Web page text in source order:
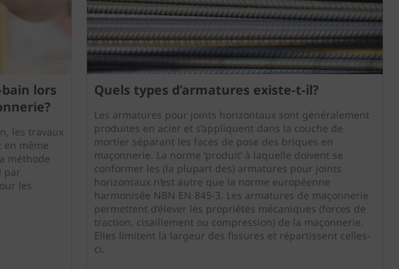
lors
les travaux
en même
méthode
par
les
Quels types d’armatures existe-t-il?
Les armatures pour joints horizontaux sont généralement
produites en acier et s’appliquent dans la couche de
mortier séparant les faces de pose des briques en
maçonnerie. La norme ‘produit’ à laquelle doivent se
conformer les (la plupart des) armatures pour joints
horizontaux n’est autre que la norme européenne
harmonisée NBN EN 845-3. Les armatures de maçonnerie
permettent d’élever les propriétés mécaniques (forces de
traction, cisaillement ou compression) de la maçonnerie.
Elles limitent la largeur des fissures et répartissent celles-
ci.